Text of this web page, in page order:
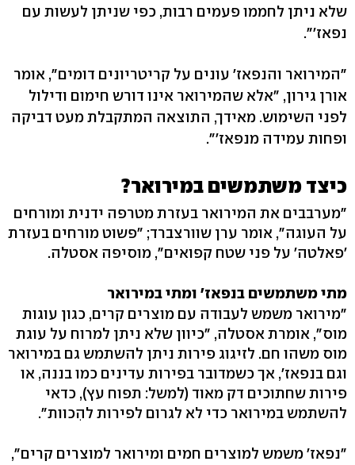
שלא ניתן לחממו פעמים רבות, כפי שניתן לעשות עם
נפאז'".
"המירואר והנפאז' עונים על קריטריונים דומים", אומר
אורן גירון, "אלא שהמירואר אינו דורש חימום ודילול
לפני השימוש. מאידך, התוצאה המתקבלת מעט דביקה
ופחות עמידה מנפאז'".
כיצד משתמשים במירואר?
"מערבבים את המירואר בעזרת מטרפה ידנית ומורחים
על העוגה", אומר ערן שוורצברד; "פשוט מורחים בעזרת
'פאלטה' על פני שטח קפואים", מוסיפה אסטלה.
מתי משתמשים בנפאז' ומתי במירואר
"מירואר משמש לעבודה עם מוצרים קרים, כגון עוגות
מוס", אומרת אסטלה, "כיוון שלא ניתן למרוח על עוגת
מוס משהו חם. לזיגוג פירות ניתן להשתמש גם במירואר
וגם בנפאז', אך כשמדובר בפירות עדינים כמו בננה, או
פירות שחתוכים דק מאוד (למשל: תפוח עץ), כדאי
להשתמש במירואר כדי לא לגרום לפירות להִכוות".
"נפאז' משמש למוצרים חמים ומירואר למוצרים קרים",